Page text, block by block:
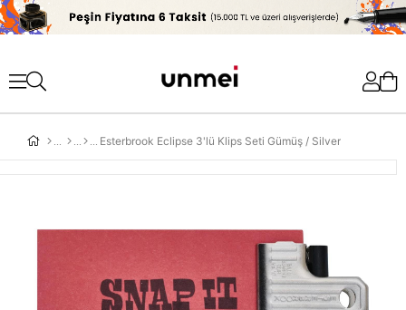
'
Esterbrook Eclipse 3'lü Klips Seti Gümüş / Silver